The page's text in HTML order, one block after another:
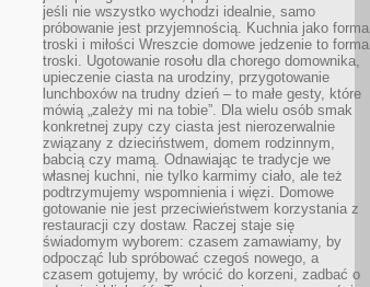
jeśli nie wszystko wychodzi idealnie, samo
próbowanie jest przyjemnością. Kuchnia jako forma
troski i miłości Wreszcie domowe jedzenie to forma
troski. Ugotowanie rosołu dla chorego domownika,
upieczenie ciasta na urodziny, przygotowanie
lunchboxów na trudny dzień – to małe gesty, które
mówią „zależy mi na tobie”. Dla wielu osób smak
konkretnej zupy czy ciasta jest nierozerwalnie
związany z dzieciństwem, domem rodzinnym,
babcią czy mamą. Odnawiając te tradycje we
własnej kuchni, nie tylko karmimy ciało, ale też
podtrzymujemy wspomnienia i więzi. Domowe
gotowanie nie jest przeciwieństwem korzystania z
restauracji czy dostaw. Raczej staje się
świadomym wyborem: czasem zamawiamy, by
odpocząć lub spróbować czegoś nowego, a
czasem gotujemy, by wrócić do korzeni, zadbać o